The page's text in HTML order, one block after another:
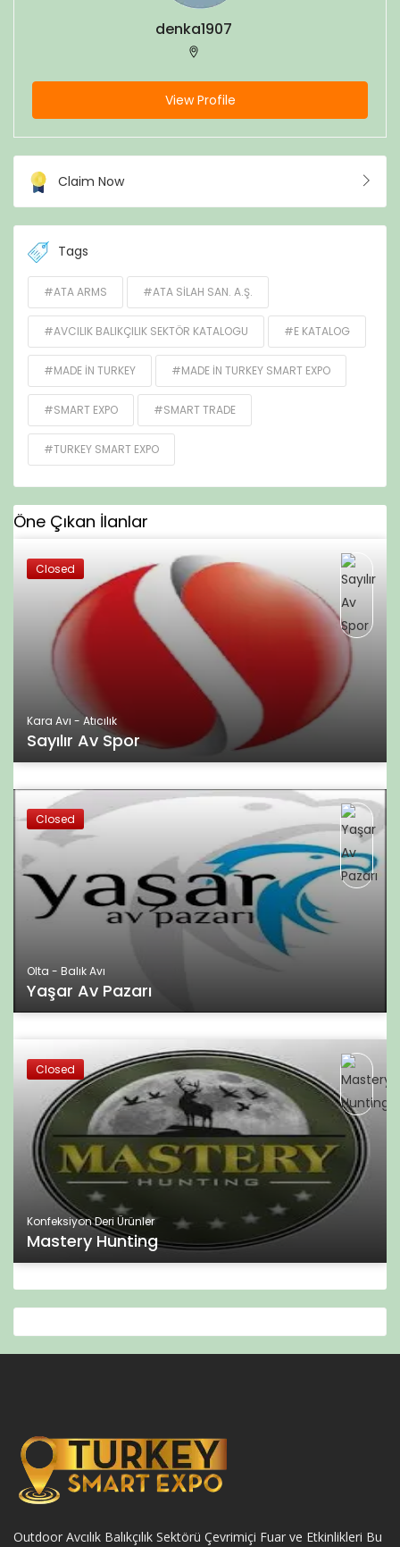
denka1907
View Profile
Claim Now
Tags
#ATA ARMS #ATA SILAH SAN. A.Ş.
#AVCILIK BALIKÇILIK SEKTÖR KATALOGU #E KATALOG
#MADE IN TURKEY #MADE IN TURKEY SMART EXPO
#SMART EXPO #SMART TRADE
#TURKEY SMART EXPO
Öne Çıkan İlanlar
Closed
Kara Avı - Atıcılık
Sayılır Av Spor
Closed
Olta - Balık Avı
Yaşar Av Pazarı
Closed
Konfeksiyon Deri Ürünler
Mastery Hunting
Outdoor Avcılık Balıkçılık Sektörü Çevrimiçi Fuar ve Etkinlikleri Bu